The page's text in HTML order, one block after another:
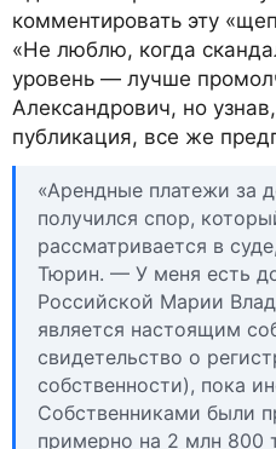
комментировать эту
«Не люблю, когда
уровень — лучше
Александрович, но
публикация, все же
«Арендные платежи за
получился спор,
рассматривается в
Тюрин. — У меня есть
Российской Марии
является настоящим
свидетельство о
собственности), пока
Собственниками были
примерно на 2 млн 800